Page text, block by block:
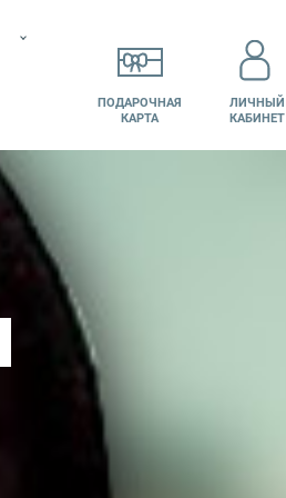
ПОДАРОЧНАЯ
КАРТА
ЛИЧНЫЙ
КАБИНЕТ